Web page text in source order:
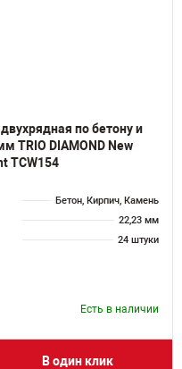
по бетону и
TRIO DIAMOND New
TCW154
Бетон, Кирпич, Камень
22,23 мм
24 штуки
Есть в наличии
В один клик